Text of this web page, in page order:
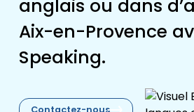
anglais ou dans
Aix-en-Provence
Speaking.